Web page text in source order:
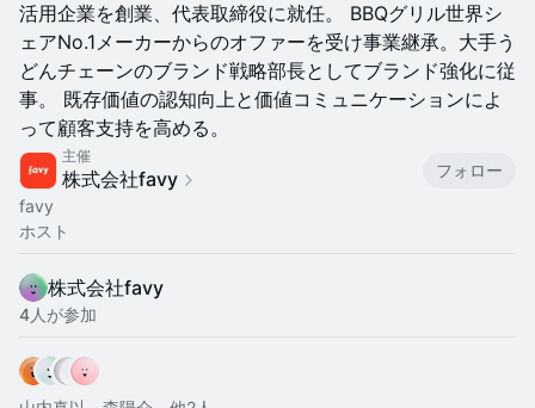
活用企業を創業、代表取締役に就任。 BBQグリル世界シ
ェアNo.1メーカーからのオファーを受け事業継承。大手う
どんチェーンのブランド戦略部長としてブランド強化に従
事。 既存価値の認知向上と価値コミュニケーションによ
って顧客支持を高める。
主催
株式会社favy
フォロー
favy
ホスト
株式会社favy
4人が参加